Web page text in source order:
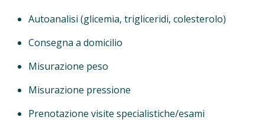
Autoanalisi (glicemia, trigliceridi, colesterolo)
Consegna a domicilio
Misurazione peso
Misurazione pressione
Prenotazione visite specialistiche/esami